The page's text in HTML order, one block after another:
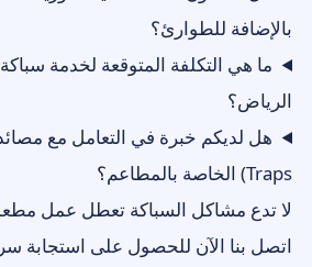
بالإضافة للطوارئ؟
ما هي التكلفة المتوقعة لخدمة
الرياض؟
Traps) الخاصة بالمطاعم؟
لا تدع مشاكل السباكة تعطل عمل
اتصل بنا الآن للحصول على استجابة